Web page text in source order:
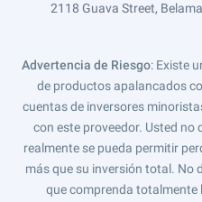
2118 Guava Street,
Advertencia de Riesgo: Existe
de productos apalancados
cuentas de inversores
con este proveedor. Usted no
realmente se pueda permitir
más que su inversión total. No
que comprenda totalmente